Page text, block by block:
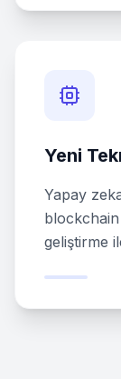
Yeni
Yapay
geliştirme